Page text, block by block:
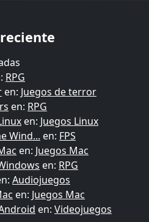
RPG
en: Juegos de terror
en: RPG
en: Juegos Linux
Wind... en: FPS
en: Juegos Mac
en: RPG
Audiojuegos
en: Juegos Mac
en: Videojuegos